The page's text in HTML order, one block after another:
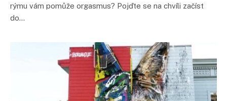
rýmu vám pomůže orgasmus? Pojďte se na chvíli začíst
do…